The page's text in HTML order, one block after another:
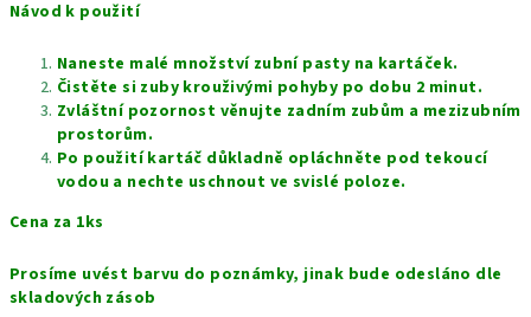
Návod k použití
Naneste malé množství zubní pasty na kartáček.
Čistěte si zuby krouživými pohyby po dobu 2 minut.
Zvláštní pozornost věnujte zadním zubům a mezizubním
prostorům.
Po použití kartáč důkladně opláchněte pod tekoucí
vodou a nechte uschnout ve svislé poloze.
Cena za 1ks
Prosíme uvést barvu do poznámky, jinak bude odesláno dle
skladových zásob